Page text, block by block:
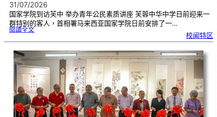
31/07/2026
国家学院到访芙中 举办青年公民素质讲座 芙蓉中华中学日前迎来一
群特别的客人，首相署马来西亚国家学院日前安排了一…
閱讀全文:努
国
学
院
到
访
中
分
享
青
年
领
袖
素
质
讲
座
校闻特区